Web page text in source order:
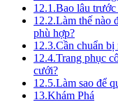
12.1.Bao lâu trước
12.2.Làm thế nào
phù hợp?
12.3.Cần chuẩn bị
12.4.Trang phục
cưới?
12.5.Làm sao để
13.Khám Phá